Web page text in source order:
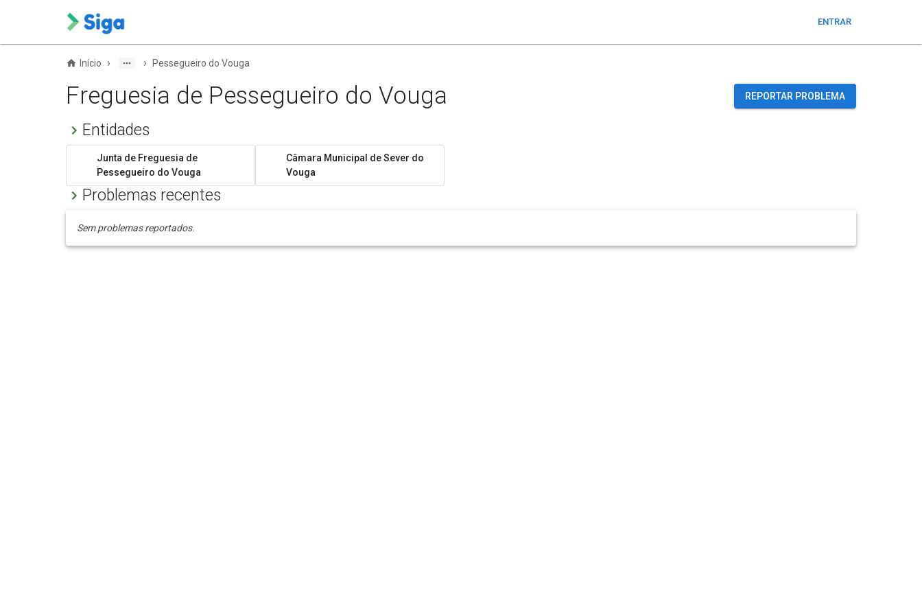
ENTRAR
Início › › Pessegueiro do Vouga
Freguesia de Pessegueiro do Vouga REPORTAR PROBLEMA
Entidades
Junta de Freguesia de
Pessegueiro do Vouga
Câmara Municipal de Sever do
Vouga
Problemas recentes
Sem problemas reportados.